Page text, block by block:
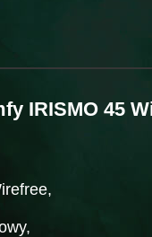
IRISMO 45